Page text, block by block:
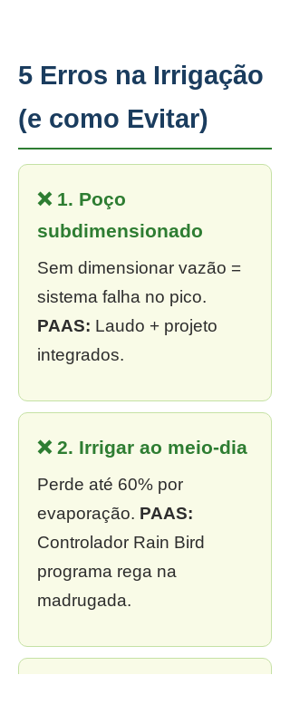
5 Erros na Irrigação
(e como Evitar)
❌ 1. Poço
subdimensionado
Sem dimensionar vazão =
sistema falha no pico.
PAAS: Laudo + projeto
integrados.
❌ 2. Irrigar ao meio-dia
Perde até 60% por
evaporação. PAAS:
Controlador Rain Bird
programa rega na
madrugada.